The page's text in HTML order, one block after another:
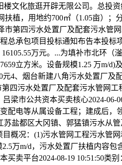
文化旅逛开辟无限公司。总投
扶植，用地约700㎡（1.05亩）
第四污水处置厂及配套污水管
总承包项目投标通知布告本投
万元。...为填补市北环
立方米。设备规模1.25 万m/
4、烟台新建八角污水处置厂
四污水处置厂及配套污水管网
梁市公共资本买卖核心2024-
电等从属设备工程；建成后
盐都区大冈镇、郭猛镇污水从
目概况：(1)污水管网工程污水
万m/d，污水处置厂扶植内容
卖平台2024-08-19 10:51:50类